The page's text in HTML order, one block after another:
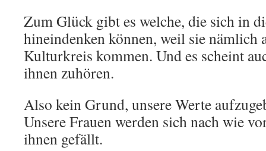
Zum Glück gibt es welche, die sich in
hineindenken können, weil sie nämlich
Kulturkreis kommen. Und es scheint
ihnen zuhören.
Also kein Grund, unsere Werte
Unsere Frauen werden sich nach wie
ihnen gefällt.